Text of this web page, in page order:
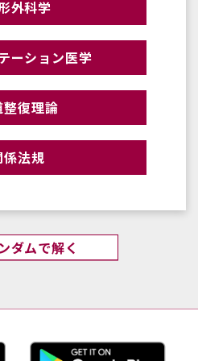
外科学
ーション医学
整復理論
係法規
ダムで解く